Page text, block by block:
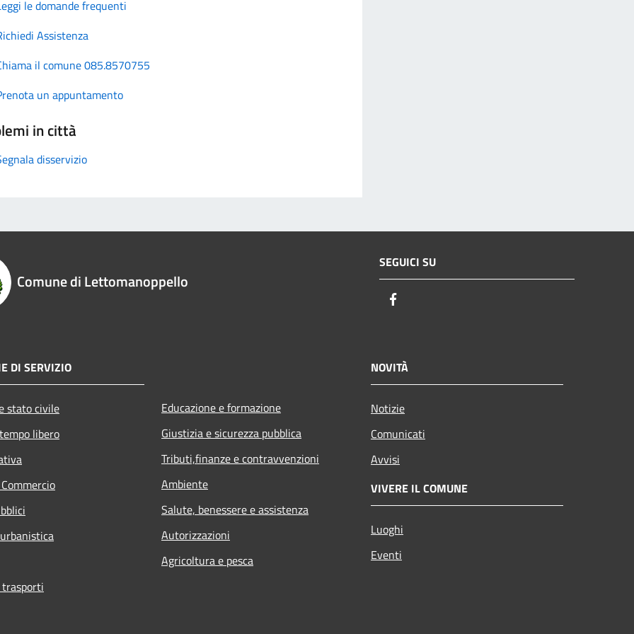
le domande frequenti
Assistenza
il comune 085.8570755
un appuntamento
in città
disservizio
Comune di Lettomanoppello
SEGUICI SU
DI SERVIZIO
stato civile
libero
Educazione e formazione
Giustizia e sicurezza pubblica
Tributi,finanze e contravvenzioni
Ambiente
Salute, benessere e assistenza
Autorizzazioni
Agricoltura e pesca
NOVITÀ
Notizie
Comunicati
Avvisi
VIVERE IL COMUNE
Luoghi
Eventi